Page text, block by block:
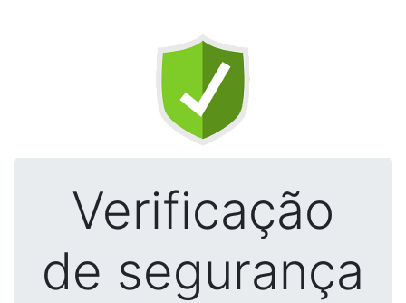
Verificação
de segurança